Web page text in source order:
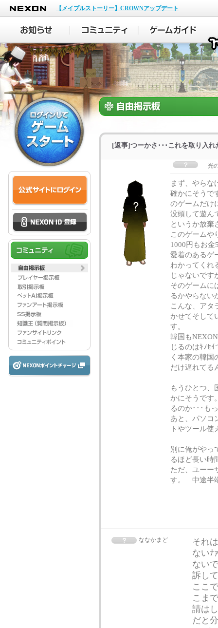
NEXON
【メイプルストーリー】CROWNアップデート
[返事]つーかさ･･･これを取り入
光
まず、やらな
確かにそうで
のゲームだけ
没頭して遊ん
というか放棄
このゲームや
1000円もお
愛着のあるゲ
わかってくれ
じゃないです
そのゲームに
るかやらない
こんな、アタ
かせてそして
す。
韓国も
じるのはｷﾉｾ
く本家の韓国
だけ遅れてる
もうひとつ、
かにそうです
るのか･･･も
あと、パソコ
トやツール使
別に俺がやっ
るほど長い時
ただ、ユーー
す。 中途半
ななかまど
それ
ないﾅ
ない
訴し
ここ
こま
請は
だと